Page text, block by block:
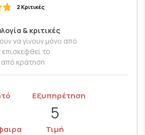
2 Κριτικές
& κριτικές
να γίνουν μόνο από
το
από κράτηση
Εξυπηρέτηση
5
Τιμή